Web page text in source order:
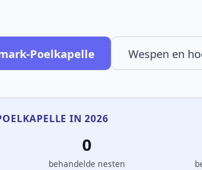
Poelkapelle Wespen en
IN 2026
0
behandelde nesten